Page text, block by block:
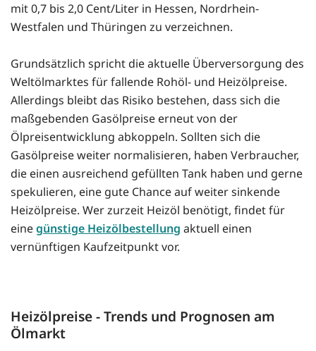
mit 0,7 bis 2,0 Cent/Liter in Hessen, Nordrhein-
Westfalen und Thüringen zu verzeichnen.
Grundsätzlich spricht die aktuelle Überversorgung des
Weltölmarktes für fallende Rohöl- und Heizölpreise.
Allerdings bleibt das Risiko bestehen, dass sich die
maßgebenden Gasölpreise erneut von der
Ölpreisentwicklung abkoppeln. Sollten sich die
Gasölpreise weiter normalisieren, haben Verbraucher,
die einen ausreichend gefüllten Tank haben und gerne
spekulieren, eine gute Chance auf weiter sinkende
Heizölpreise. Wer zurzeit Heizöl benötigt, findet für
einegünstige Heizölbestellung aktuell einen
vernünftigen Kaufzeitpunkt vor.
Heizölpreise - Trends und Prognosen am
Ölmarkt